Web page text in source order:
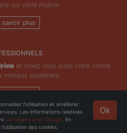
sur votre mobile.
savoir plus
et créez vous aussi votre vitrine
minutes seulement.
savoir plus
- Tous droits réservés. Ok
l'utilisation et améliorer
Les informations relatives
partagées avec Google . En
des cookies.